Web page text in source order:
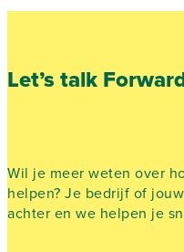
Let’s talk
Wil je meer weten over
helpen? Je bedrijf of
achter en we helpen je